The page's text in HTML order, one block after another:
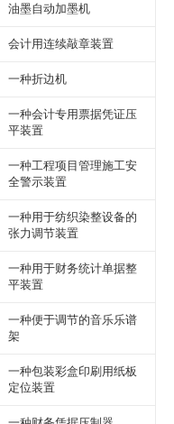
油墨自动加墨机
会计用连续敲章装置
一种折边机
一种会计专用票据凭证压
平装置
一种工程项目管理施工安
全警示装置
一种用于纺织染整设备的
张力调节装置
一种用于财务统计单据整
平装置
一种便于调节的音乐乐谱
架
一种包装彩盒印刷用纸板
定位装置